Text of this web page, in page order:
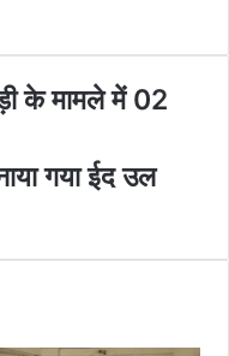
के मामले में 02
गया ईद उल